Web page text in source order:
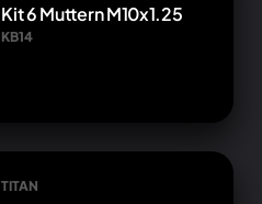
Kit 6 Muttern M10x1.25
KB14
TITAN